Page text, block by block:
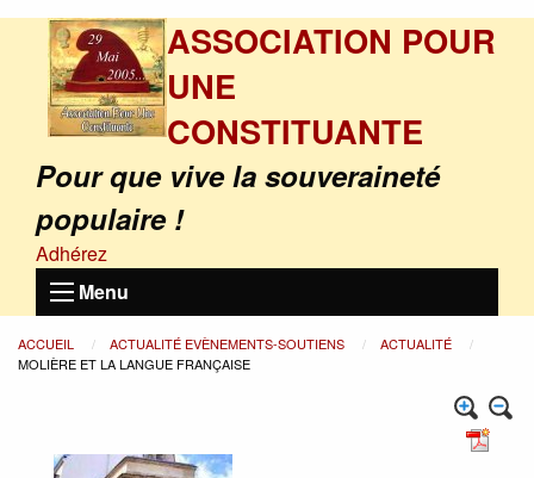
ASSOCIATION POUR
UNE
CONSTITUANTE
Pour que vive la souveraineté
populaire !
Adhérez
Menu
ACCUEIL ACTUALITÉ EVÈNEMENTS-SOUTIENS
ACTUALITÉ
MOLIÈRE ET LA LANGUE FRANÇAISE